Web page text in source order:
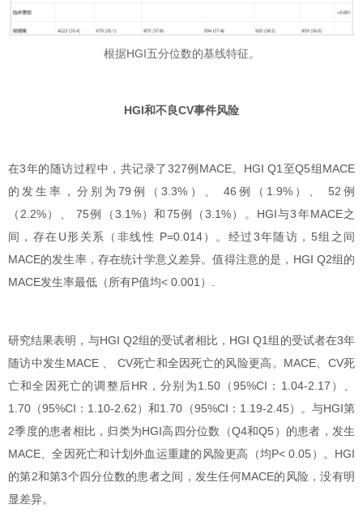
根据HGI五分位数的基线特征。
HGI和不良CV事件风险
在3年的随访过程中，共记录了327例MACE。HGI Q1至Q5组MACE
的发生率，分别为79例（3.3%）、 46例（1.9%）、 52例
（2.2%）、 75例（3.1%）和75例（3.1%）。HGI与3年MACE之
间，存在U形关系（非线性 P=0.014）。经过3年随访，5组之间
MACE的发生率，存在统计学意义差异。值得注意的是，HGI Q2组的
MACE发生率最低（所有P值均< 0.001）.
研究结果表明，与HGI Q2组的受试者相比，HGI Q1组的受试者在3年
随访中发生MACE 、 CV死亡和全因死亡的风险更高。MACE、CV死
亡和全因死亡的调整后HR，分别为1.50（95%CI：1.04-2.17）、
1.70（95%CI：1.10-2.62）和1.70（95%CI：1.19-2.45）。与HGI第
2季度的患者相比，归类为HGI高四分位数（Q4和Q5）的患者，发生
MACE、全因死亡和计划外血运重建的风险更高（均P< 0.05）。HGI
的第2和第3个四分位数的患者之间，发生任何MACE的风险，没有明
显差异。